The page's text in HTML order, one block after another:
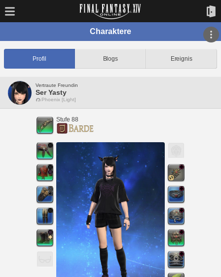
Charaktere
Profil Blogs Ereignis
Vertraute Freundin
Ser Yasty
Phoenix [Light]
Stufe 88